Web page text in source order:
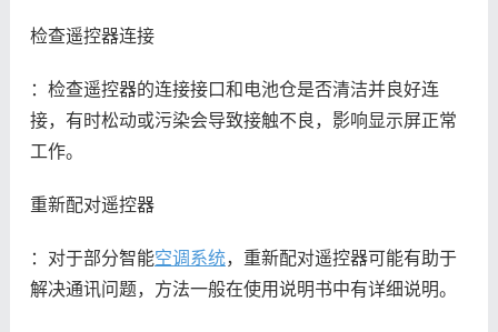
检查遥控器连接
：检查遥控器的连接接口和电池仓是否清洁并良好连
接，有时松动或污染会导致接触不良，影响显示屏正常
工作。
重新配对遥控器
：对于部分智能空调系统，重新配对遥控器可能有助于
解决通讯问题，方法一般在使用说明书中有详细说明。